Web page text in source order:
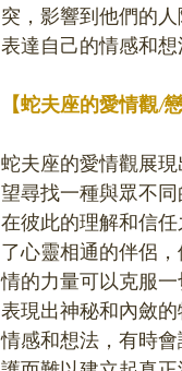
突，影響到他們的
表達自己的情感和
【蛇夫座的愛情觀/
蛇夫座的愛情觀展
望尋找一種與眾不
在彼此的理解和信
了心靈相通的伴侶
情的力量可以克服
表現出神秘和內斂
情感和想法，有時